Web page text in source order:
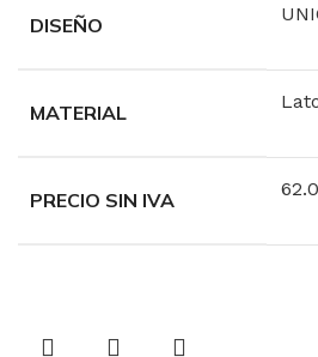
DISEÑO
MATERIAL
PRECIO SIN IVA